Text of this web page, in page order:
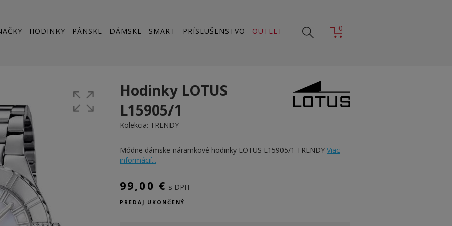
HODINKY PÁNSKE DÁMSKE SMART PRÍSLUŠENSTVO OUTLET 0
Hodinky LOTUS
L15905/1
Kolekcia: TRENDY
Módne dámske náramkové hodinky LOTUS L15905/1 TRENDY Viac
informácií...
99,00 € s DPH
PREDAJ UKONČENÝ